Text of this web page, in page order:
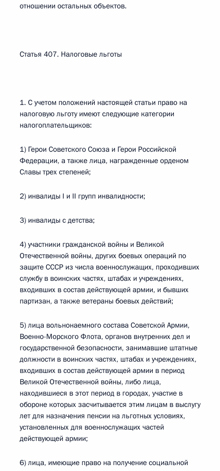
отношении остальных объектов.
Статья 407. Налоговые льготы
1. С учетом положений настоящей статьи право на
налоговую льготу имеют следующие категории
налогоплательщиков:
1) Герои Советского Союза и Герои Российской
Федерации, а также лица, награжденные орденом
Славы трех степеней;
2) инвалиды I и II групп инвалидности;
3) инвалиды с детства;
4) участники гражданской войны и Великой
Отечественной войны, других боевых операций по
защите СССР из числа военнослужащих, проходивших
службу в воинских частях, штабах и учреждениях,
входивших в состав действующей армии, и бывших
партизан, а также ветераны боевых действий;
5) лица вольнонаемного состава Советской Армии,
Военно-Морского Флота, органов внутренних дел и
государственной безопасности, занимавшие штатные
должности в воинских частях, штабах и учреждениях,
входивших в состав действующей армии в период
Великой Отечественной войны, либо лица,
находившиеся в этот период в городах, участие в
обороне которых засчитывается этим лицам в выслугу
лет для назначения пенсии на льготных условиях,
установленных для военнослужащих частей
действующей армии;
6) лица, имеющие право на получение социальной